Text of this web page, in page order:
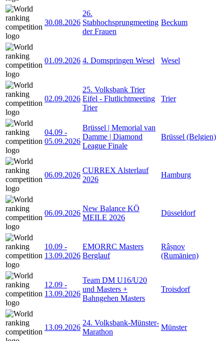
30.08.2026
26.
Stabhochsprungmeeting
der Frauen
Beckum
01.09.2026 4. Domspringen Wesel Wesel
02.09.2026
25. Volksbank Trier
Eifel - Flutlichtmeeting
Trier
Trier
04.09 -
05.09.2026
Brüssel | Memorial van
Damme | Diamond
League Finale
Brüssel (Belgien)
06.09.2026
CURREX Alsterlauf
2026
Hamburg
06.09.2026
New Balance KÖ
MEILE 2026
Düsseldorf
10.09 -
13.09.2026
EMORRC Masters
Berglauf
Râșnov
(Rumänien)
12.09 -
13.09.2026
Team DM U16/U20
und Masters +
Bahngehen Masters
Troisdorf
13.09.2026
24. Volksbank-Münster-
Marathon
Münster